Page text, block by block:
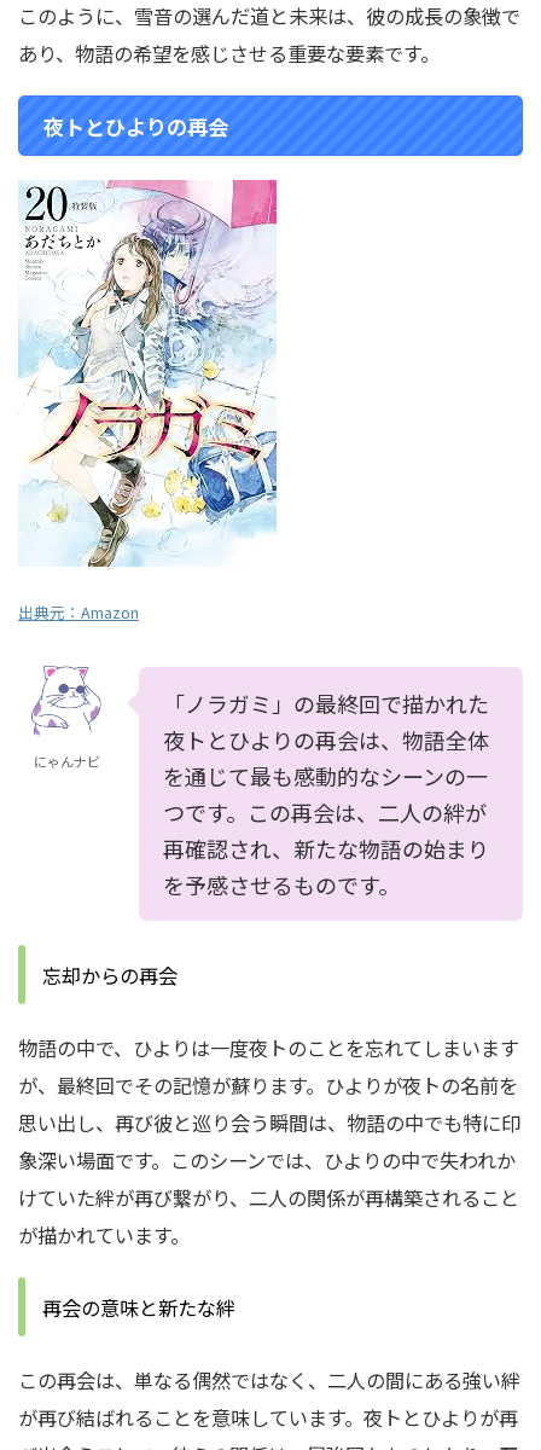
このように、雪音の選んだ道と未来は、彼の成長の象徴で
あり、物語の希望を感じさせる重要な要素です。
夜トとひよりの再会
出典元：Amazon
にゃんナビ
「ノラガミ」の最終回で描かれた
夜トとひよりの再会は、物語全体
を通じて最も感動的なシーンの一
つです。この再会は、二人の絆が
再確認され、新たな物語の始まり
を予感させるものです。
忘却からの再会
物語の中で、ひよりは一度夜トのことを忘れてしまいます
が、最終回でその記憶が蘇ります。ひよりが夜トの名前を
思い出し、再び彼と巡り会う瞬間は、物語の中でも特に印
象深い場面です。このシーンでは、ひよりの中で失われか
けていた絆が再び繋がり、二人の関係が再構築されること
が描かれています。
再会の意味と新たな絆
この再会は、単なる偶然ではなく、二人の間にある強い絆
が再び結ばれることを意味しています。夜トとひよりが再